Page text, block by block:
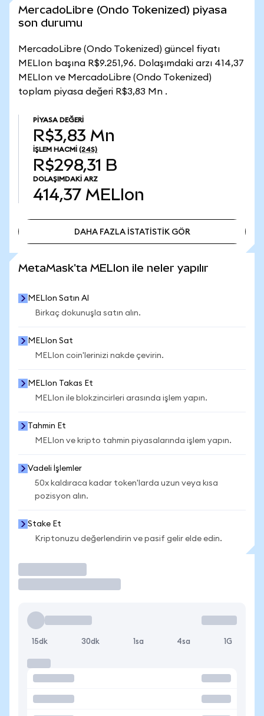
MercadoLibre (Ondo Tokenized) piyasa
son durumu
MercadoLibre (Ondo Tokenized) güncel fiyatı
MELIon başına R$9.251,96. Dolaşımdaki arzı 414,37
MELIon ve MercadoLibre (Ondo Tokenized)
toplam piyasa değeri R$3,83 Mn .
PIYASA DEĞERI
R$3,83 Mn
İŞLEM HACMI (24S)
R$298,31 B
DOLAŞIMDAKI ARZ
414,37 MELIon
DAHA FAZLA İSTATİSTİK GÖR
MetaMask'ta MELIon ile neler yapılır
MELIon Satın Al
Birkaç dokunuşla satın alın.
MELIon Sat
MELIon coin'lerinizi nakde çevirin.
MELIon Takas Et
MELIon ile blokzincirleri arasında işlem yapın.
Tahmin Et
MELIon ve kripto tahmin piyasalarında işlem yapın.
Vadeli İşlemler
50x kaldıraca kadar token'larda uzun veya kısa
pozisyon alın.
Stake Et
Kriptonuzu değerlendirin ve pasif gelir elde edin.
15dk 30dk 1sa 4sa 1G